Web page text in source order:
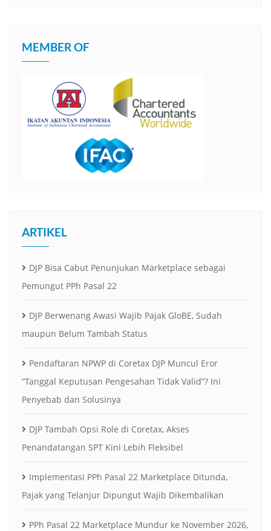
MEMBER OF
ARTIKEL
DJP Bisa Cabut Penunjukan Marketplace sebagai
Pemungut PPh Pasal 22
DJP Berwenang Awasi Wajib Pajak GloBE, Sudah
maupun Belum Tambah Status
Pendaftaran NPWP di Coretax DJP Muncul Eror
“Tanggal Keputusan Pengesahan Tidak Valid”? Ini
Penyebab dan Solusinya
DJP Tambah Opsi Role di Coretax, Akses
Penandatangan SPT Kini Lebih Fleksibel
Implementasi PPh Pasal 22 Marketplace Ditunda,
Pajak yang Telanjur Dipungut Wajib Dikembalikan
PPh Pasal 22 Marketplace Mundur ke November 2026,